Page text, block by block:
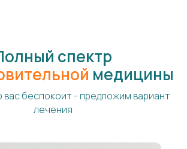
спектр
медицины
вас беспокоит - предложим вариант
лечения